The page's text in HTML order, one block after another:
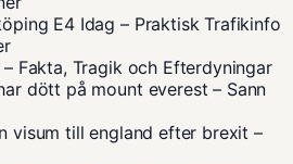
E4 Idag – Praktisk Trafikinfo
Fakta, Tragik och Efterdyningar
dött på mount everest – Sann
visum till england efter brexit –